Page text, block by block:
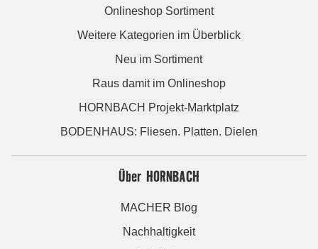
Onlineshop Sortiment
Weitere Kategorien im Überblick
Neu im Sortiment
Raus damit im Onlineshop
HORNBACH Projekt-Marktplatz
BODENHAUS: Fliesen. Platten. Dielen
Über HORNBACH
MACHER Blog
Nachhaltigkeit